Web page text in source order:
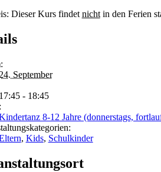
Dieser Kurs findetnichtin den Ferien
24. September
17:45 - 18:45
8-12 Jahre (donnerstags,
, Kids, Schulkinder